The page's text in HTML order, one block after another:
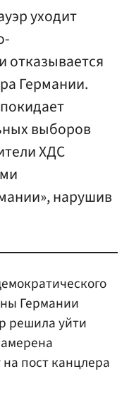
уходит
отказывается
Германии.
выборов
ХДС
нарушив
Германии
решила уйти
пост канцлера